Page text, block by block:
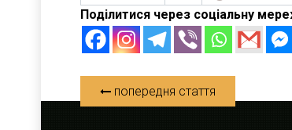
Поділитися через соціальну
попередня стаття